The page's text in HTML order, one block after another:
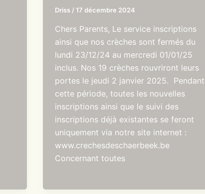
Driss / 17 décembre 2024
Chers Parents, Le service inscriptions
ainsi que nos crèches sont fermés du
lundi 23/12/24 au mercredi 01/01/25
inclus. Nos 19 crèches rouvriront leurs
portes le jeudi 2 janvier 2025. Pendant
cette période, toutes les nouvelles
inscriptions ainsi que le suivi des
inscriptions déjà existantes se feront
uniquement via notre site internet :
www.crechesdeschaerbeek.be
Concernant toutes